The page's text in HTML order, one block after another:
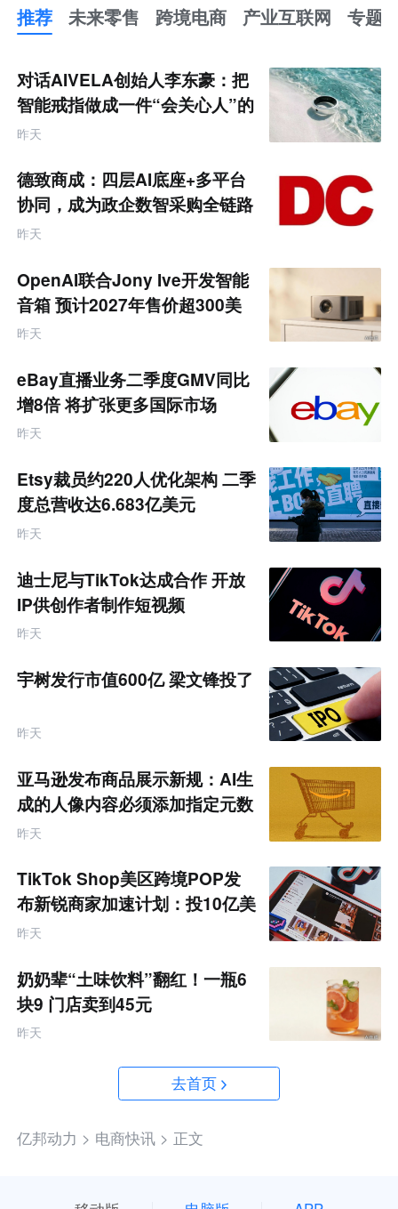
推荐 未来零售 跨境电商 产业互联网 专题
来
零
售
跨
境
商
产
业
互
联
网
对话AIVELA创始人李东豪：把
智能戒指做成一件“会关心人”的
饰品
昨天
德致商成：四层AI底座+多平台
协同，成为政企数智采购全链路
服务商
昨天
OpenAI联合Jony Ive开发智能
音箱 预计2027年售价超300美
元
昨天
eBay直播业务二季度GMV同比
增8倍 将扩张更多国际市场
昨天
Etsy裁员约220人优化架构 二季
度总营收达6.683亿美元
昨天
迪士尼与TikTok达成合作 开放
IP供创作者制作短视频
昨天
宇树发行市值600亿 梁文锋投了
昨天
亚马逊发布商品展示新规：AI生
成的人像内容必须添加指定元数
据
昨天
TikTok Shop美区跨境POP发
布新锐商家加速计划：投10亿美
金资源帮扶四类商家
昨天
奶奶辈“土味饮料”翻红！一瓶6
块9 门店卖到45元
昨天
去首页
亿邦动力 > 电商快讯 > 正文